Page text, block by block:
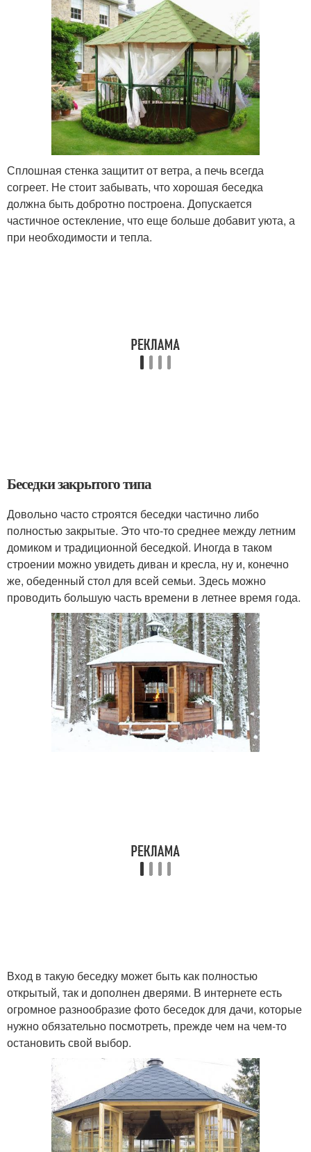
Сплошная стенка защитит от ветра, а печь всегда
согреет. Не стоит забывать, что хорошая беседка
должна быть добротно построена. Допускается
частичное остекление, что еще больше добавит уюта, а
при необходимости и тепла.
Беседки закрытого типа
Довольно часто строятся беседки частично либо
полностью закрытые. Это что-то среднее между летним
домиком и традиционной беседкой. Иногда в таком
строении можно увидеть диван и кресла, ну и, конечно
же, обеденный стол для всей семьи. Здесь можно
проводить большую часть времени в летнее время года.
Вход в такую беседку может быть как полностью
открытый, так и дополнен дверями. В интернете есть
огромное разнообразие фото беседок для дачи, которые
нужно обязательно посмотреть, прежде чем на чем-то
остановить свой выбор.